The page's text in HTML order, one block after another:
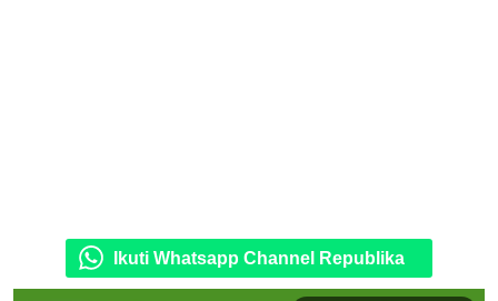
Ikuti Whatsapp Channel Republika